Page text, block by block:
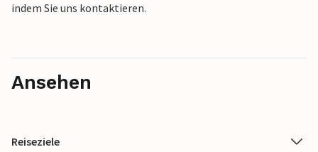
indem Sie uns kontaktieren.
Ansehen
Reiseziele